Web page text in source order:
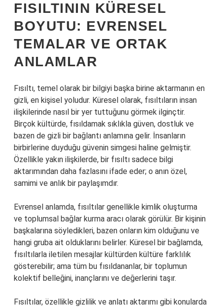
FISILTININ KÜRESEL
BOYUTU: EVRENSEL
TEMALAR VE ORTAK
ANLAMLAR
Fısıltı, temel olarak bir bilgiyi başka birine aktarmanın en
gizli, en kişisel yoludur. Küresel olarak, fısıltıların insan
ilişkilerinde nasıl bir yer tuttuğunu görmek ilginçtir.
Birçok kültürde, fısıldamak sıklıkla güven, dostluk ve
bazen de gizli bir bağlantı anlamına gelir. İnsanların
birbirlerine duyduğu güvenin simgesi haline gelmiştir.
Özellikle yakın ilişkilerde, bir fısıltı sadece bilgi
aktarımından daha fazlasını ifade eder; o anın özel,
samimi ve anlık bir paylaşımdır.
Evrensel anlamda, fısıltılar genellikle kimlik oluşturma
ve toplumsal bağlar kurma aracı olarak görülür. Bir kişinin
başkalarına söyledikleri, bazen onların kim olduğunu ve
hangi gruba ait olduklarını belirler. Küresel bir bağlamda,
fısıltılarla iletilen mesajlar kültürden kültüre farklılık
gösterebilir; ama tüm bu fısıldananlar, bir toplumun
kolektif belleğini, inançlarını ve değerlerini taşır.
Fısıltılar, özellikle gizlilik ve anlatı aktarımı gibi konularda